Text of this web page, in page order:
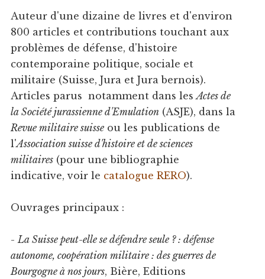
Auteur d'une dizaine de livres et d'environ
800 articles et contributions touchant aux
problèmes de défense, d'histoire
contemporaine politique, sociale et
militaire (Suisse, Jura et Jura bernois).
Articles parus notamment dans lesActes de
la Société jurassienne d'Emulation(ASJE), dans la
Revue militaire suisseou les publications de
l'Association suisse d'histoire et de sciences
militaires(pour une bibliographie
indicative, voir le catalogue RERO).
Ouvrages principaux :
- La Suisse peut-elle se défendre seule ? : défense
autonome, coopération militaire : des guerres de
Bourgogne à nos jours, Bière, Editions